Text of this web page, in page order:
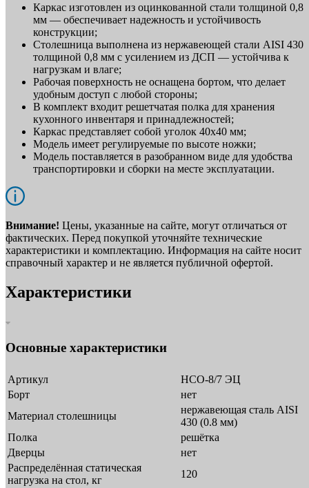
Каркас изготовлен из оцинкованной стали толщиной 0,8
мм — обеспечивает надежность и устойчивость
конструкции;
Столешница выполнена из нержавеющей стали AISI 430
толщиной 0,8 мм с усилением из ДСП — устойчива к
нагрузкам и влаге;
Рабочая поверхность не оснащена бортом, что делает
удобным доступ с любой стороны;
В комплект входит решетчатая полка для хранения
кухонного инвентаря и принадлежностей;
Каркас представляет собой уголок 40х40 мм;
Модель имеет регулируемые по высоте ножки;
Модель поставляется в разобранном виде для удобства
транспортировки и сборки на месте эксплуатации.
Внимание! Цены, указанные на сайте, могут отличаться от
фактических. Перед покупкой уточняйте технические
характеристики и комплектацию. Информация на сайте носит
справочный характер и не является публичной офертой.
Характеристики
Основные характеристики
Артикул
НСО-8/7 ЭЦ
Борт
нет
Материал столешницы
нержавеющая сталь AISI
430 (0.8 мм)
Полка
решётка
Дверцы
нет
Распределённая статическая
нагрузка на стол, кг
120